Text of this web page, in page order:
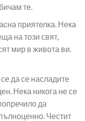
те.
приятелка. Нека
на този свят,
мир в живота ви.
да се насладите
Нека никога не се
да
Честит